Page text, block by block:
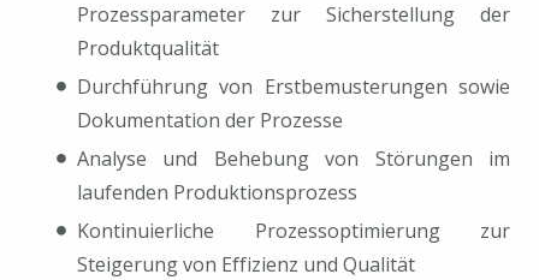
Prozessparameter zur Sicherstellung der
Produktqualität
Durchführung von Erstbemusterungen sowie
Dokumentation der Prozesse
Analyse und Behebung von Störungen im
laufenden Produktionsprozess
Kontinuierliche Prozessoptimierung zur
Steigerung von Effizienz und Qualität